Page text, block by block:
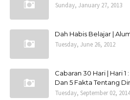
Sunday, January 27, 2013
Dah Habis Belajar |
Tuesday, June 26, 2012
Cabaran 30 Hari | Hari 1
Dan 5 Fakta Tentang
Tuesday, September 02, 2014